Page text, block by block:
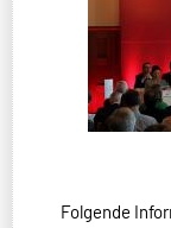
Folgende